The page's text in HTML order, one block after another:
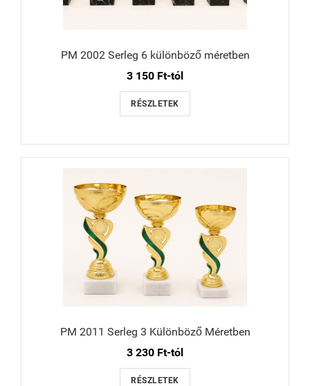
PM 2002 Serleg 6 különböző méretben
3 150 Ft-tól
RÉSZLETEK
PM 2011 Serleg 3 Különböző Méretben
3 230 Ft-tól
RÉSZLETEK